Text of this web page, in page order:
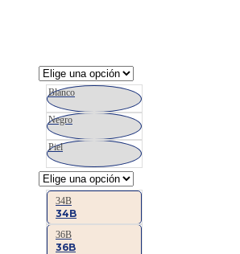
Blanco
Negro
Piel
34B
34B
36B
36B